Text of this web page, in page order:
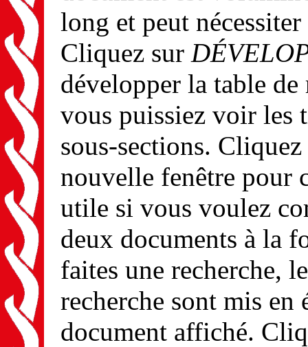
long et peut
Cliquez sur
développer la table
vous puissiez voir les
sous-sections.
nouvelle fenêtre pour
utile si vous voulez
deux documents à la
faites une recherche,
recherche sont mis en
document affiché.